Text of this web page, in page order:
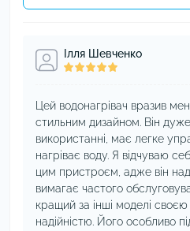
Ілля Шевченко
Цей водонагрівач вразив
стильним дизайном. Він
використанні, має легке
нагріває воду. Я відчуваю
цим пристроєм, адже він
вимагає частого
кращий за інші моделі своєю
надійністю. Його особливо